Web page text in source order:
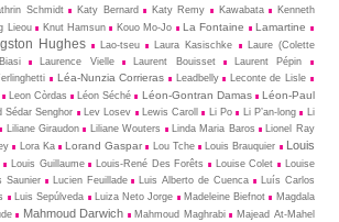
Schmidt Katy Bernard Katy Remy Kawabata
Kenneth
Lieou Knut Hamsun Kouo Mo-Jo La Fontaine Lamartine
Hughes Lao-tseu Laura Kasischke
Laure (Colette
Laurence Vielle Laurent Bouisset Laurent Pépin
Léa-Nunzia Corrieras Leadbelly
Leconte de Lisle
Leon Còrdas Léon Séché Léon-Gontran Damas
Léon-Paul
Sédar Senghor Lev Losev Lewis Caroll Li Po Li P’an-long
Li
Liliane Giraudon Liliane Wouters Linda Maria Baros
Lionel Ray
Lora Ka Lorand Gaspar Lou Tche Louis Brauquier
Louis
Louis Guillaume Louis-René Des Forêts Louise Colet
Louise
Saunier Lucien Feuillade Luis Alberto de Cuenca
Luís Carlos
Luis Sepúlveda Luiza Neto Jorge Madeleine Biefnot
Magdala
Mahmoud Darwich Mahmoud Maghrabi
Majead At-Mahel